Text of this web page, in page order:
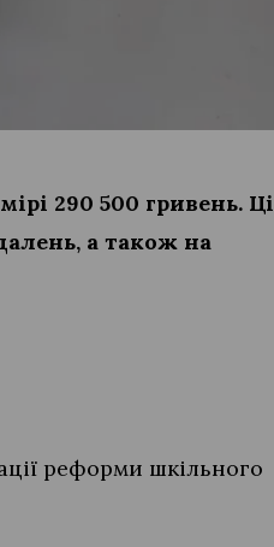
290 500 гривень. Ці
а також на
реформи шкільного